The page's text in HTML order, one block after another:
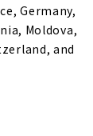
Germany,
Moldova,
and